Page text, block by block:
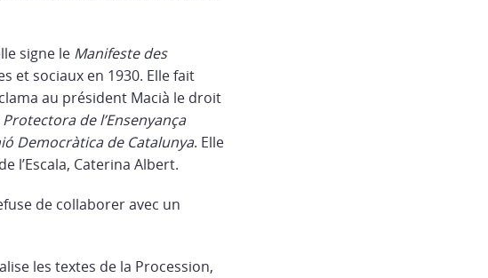
signe le Manifeste des
et sociaux en 1930. Elle fait
au président Macià le droit
de l’Ensenyança
Democràtica de Catalunya. Elle
l’Escala, Caterina Albert.
de collaborer avec un
les textes de la Procession,